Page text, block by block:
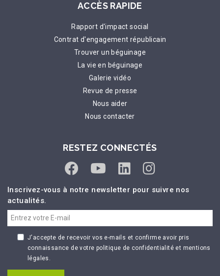
ACCÈS RAPIDE
Rapport d'impact social
Contrat d'engagement républicain
Trouver un béguinage
La vie en béguinage
Galerie vidéo
Revue de presse
Nous aider
Nous contacter
RESTEZ CONNECTÉS
Inscrivez-vous à notre newsletter pour suivre nos
actualités.
J'accepte de recevoir vos e-mails et confirme avoir pris
connaissance de votre politique de confidentialité et mentions
légales.